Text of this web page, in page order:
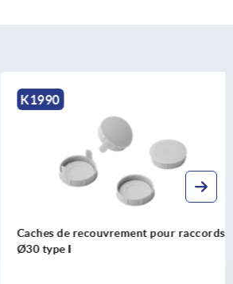
K1990
Caches de recouvrement pour raccords
Ø30 type I